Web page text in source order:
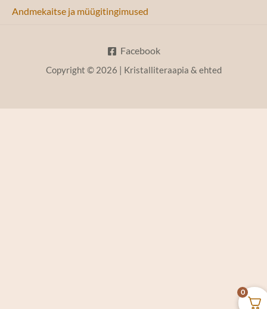
Andmekaitse ja müügitingimused
Facebook
Copyright © 2026 | Kristalliteraapia & ehted
0